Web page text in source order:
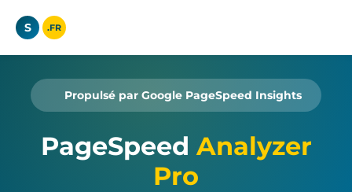
S .FR
Propulsé par Google PageSpeed Insights
PageSpeed Analyzer
Pro